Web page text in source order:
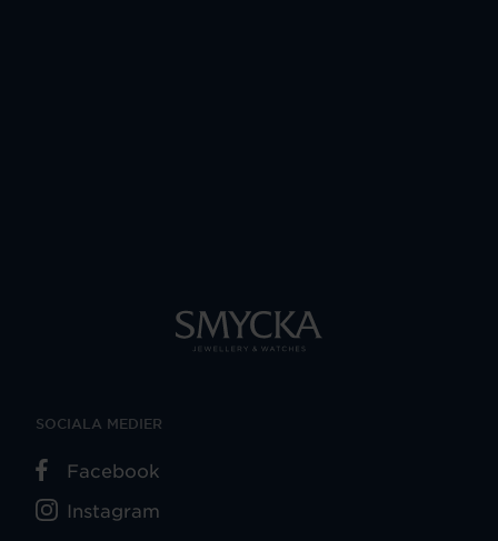
SOCIALA MEDIER
Facebook
Instagram